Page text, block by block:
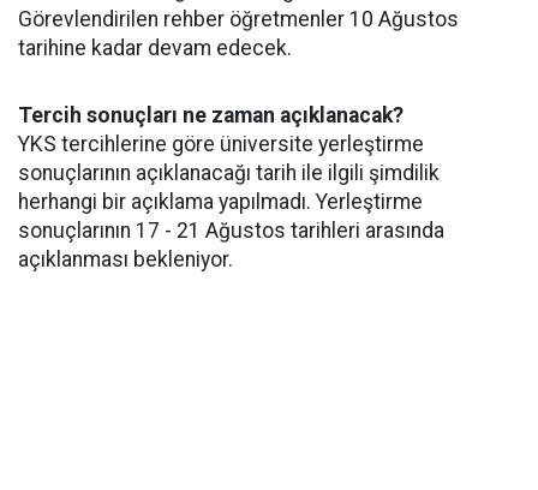
Görevlendirilen rehber öğretmenler 10 Ağustos
tarihine kadar devam edecek.
Tercih sonuçları ne zaman açıklanacak?
YKS tercihlerine göre üniversite yerleştirme
sonuçlarının açıklanacağı tarih ile ilgili şimdilik
herhangi bir açıklama yapılmadı. Yerleştirme
sonuçlarının 17 - 21 Ağustos tarihleri arasında
açıklanması bekleniyor.